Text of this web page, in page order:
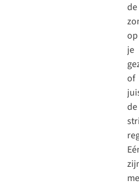
de
op
je
of
de